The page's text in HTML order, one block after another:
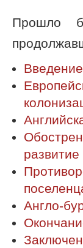
Прошло
Введение
развитие
Англо-